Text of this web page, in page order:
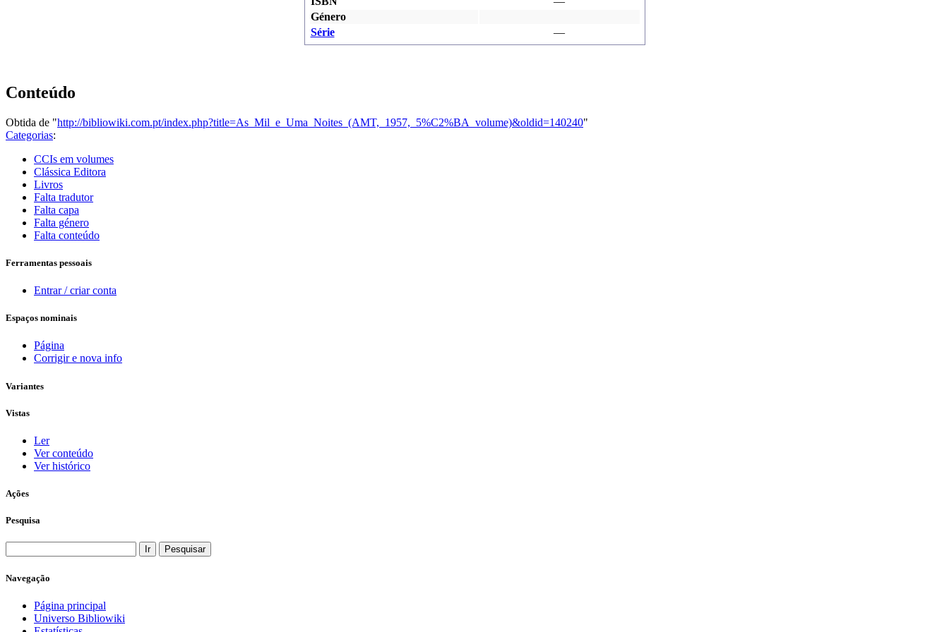
Género
Série
—
Conteúdo
Obtida de "http://bibliowiki.com.pt/index.php?title=As_Mil_e_Uma_Noites_(AMT,_1957,_5%C2%BA_volume)&oldid=140240"
Categorias:
CCIs em volumes
Clássica Editora
Livros
Falta tradutor
Falta capa
Falta género
Falta conteúdo
Ferramentas pessoais
Entrar / criar conta
Espaços nominais
Página
Corrigir e nova info
Variantes
Vistas
Ler
Ver conteúdo
Ver histórico
Ações
Pesquisa
Navegação
Página principal
Universo Bibliowiki